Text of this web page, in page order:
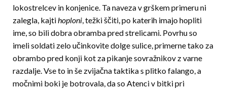
lokostrelcev in konjenice. Ta naveza v grškem primeru ni
zalegla, kajtihoploni, težki ščiti, po katerih imajo hopliti
ime, so bili dobra obramba pred strelicami. Povrhu so
imeli soldati zelo učinkovite dolge sulice, primerne tako za
obrambo pred konji kot za pikanje sovražnikov z varne
razdalje. Vse to in še zvijačna taktika s plitko falango, a
močnimi boki je botrovala, da so Atenci v bitki pri